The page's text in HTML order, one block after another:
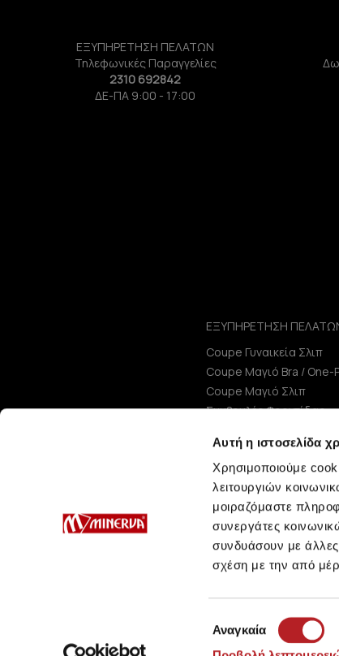
Αυτή η ιστοσελίδα
Χρησιμοποιούμε
λειτουργιών
μοιραζόμαστε
συνεργάτες
συνδυάσουν με άλλες
σχέση με την από
συγκατάθεσης
Αναγκαία
ΕΞΥΠΗΡΕΤΗΣΗ ΠΕΛΑΤΩΝ
Τηλεφωνικές Παραγγελίες
2310 692842
ΔΕ-ΠΑ 9:00 - 17:00
ΕΞΥΠΗΡΕΤΗΣΗ
Coupe Γυναικεία Σλιπ
Coupe Μαγιό Bra / One-
Coupe Μαγιό Σλιπ
Συμβουλές Φροντίδας